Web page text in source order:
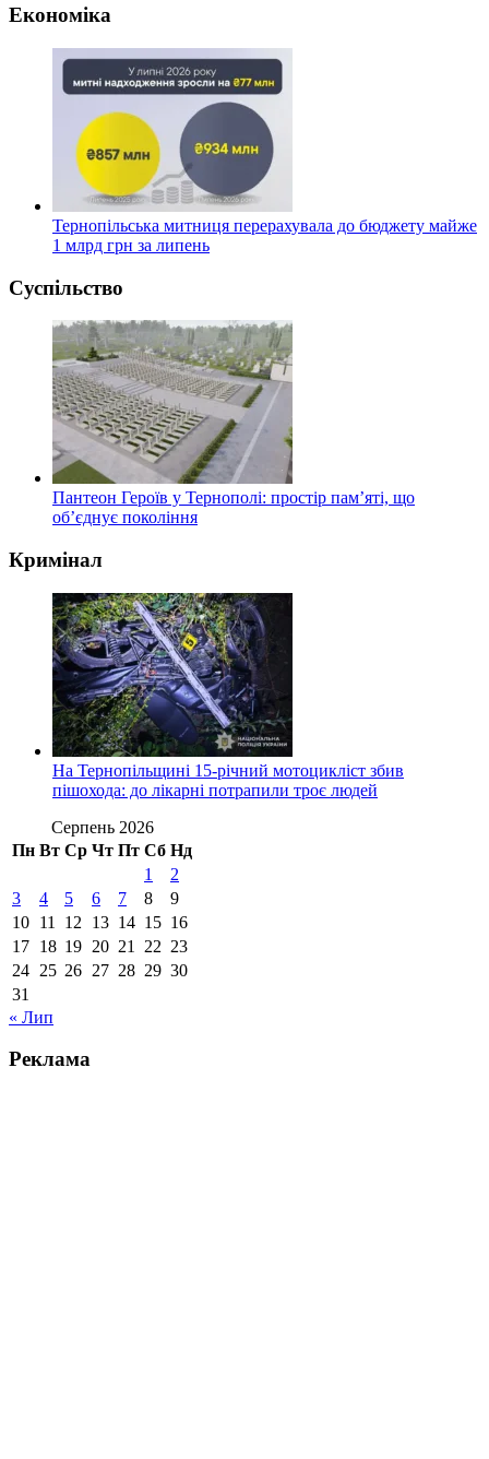
Економіка
Тернопільська митниця перерахувала до бюджету майже
1 млрд грн за липень
Суспільство
Пантеон Героїв у Тернополі: простір пам’яті, що
об’єднує покоління
Кримінал
На Тернопільщині 15-річний мотоцикліст збив
пішохода: до лікарні потрапили троє людей
Серпень 2026
Пн Вт Ср Чт Пт Сб Нд
1
2
3
4 5 6 7 8
9
10 11 12 13 14 15 16
17 18 19 20 21 22 23
24 25 26 27 28 29 30
31
« Лип
Реклама